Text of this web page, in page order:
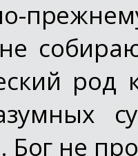
род
Бог не